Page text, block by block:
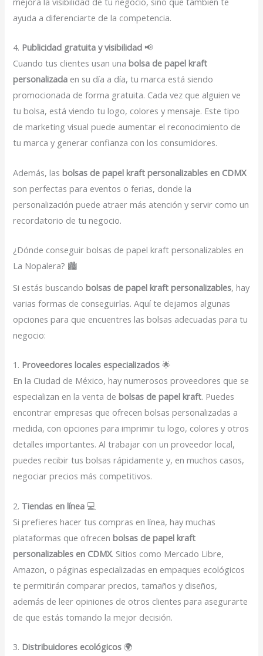
ayuda a diferenciarte de la competencia.
4. Publicidad gratuita y visibilidad 📢
Cuando tus clientes usan unabolsa de papel kraft
personalizada en su día a día, tu marca está siendo
promocionada de forma gratuita. Cada vez que alguien ve
tu bolsa, está viendo tu logo, colores y mensaje. Este tipo
de marketing visual puede aumentar el reconocimiento de
tu marca y generar confianza con los consumidores.
Además, lasbolsas de papel kraft personalizables en CDMX
son perfectas para eventos o ferias, donde la
personalización puede atraer más atención y servir como un
recordatorio de tu negocio.
¿Dónde conseguir bolsas de papel kraft personalizables en
La Nopalera? 🏙️
Si estás buscandobolsas de papel kraft personalizables, hay
varias formas de conseguirlas. Aquí te dejamos algunas
opciones para que encuentres las bolsas adecuadas para tu
negocio:
1. Proveedores locales especializados 🌟
En la Ciudad de México, hay numerosos proveedores que se
especializan en la venta debolsas de papel kraft. Puedes
encontrar empresas que ofrecen bolsas personalizadas a
medida, con opciones para imprimir tu logo, colores y otros
detalles importantes. Al trabajar con un proveedor local,
puedes recibir tus bolsas rápidamente y, en muchos casos,
negociar precios más competitivos.
2. Tiendas en línea 💻
Si prefieres hacer tus compras en línea, hay muchas
plataformas que ofrecenbolsas de papel kraft
personalizables en CDMX. Sitios como Mercado Libre,
Amazon, o páginas especializadas en empaques ecológicos
te permitirán comparar precios, tamaños y diseños,
además de leer opiniones de otros clientes para asegurarte
de que estás tomando la mejor decisión.
3. Distribuidores ecológicos 🌍